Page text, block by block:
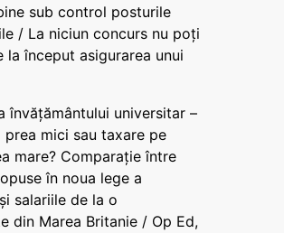
sub control posturile
/ La niciun concurs nu poți
la început asigurarea unui
învățământului universitar –
mici sau taxare pe
mare? Comparație între
în noua lege a
salariile de la o
din Marea Britanie / Op Ed,